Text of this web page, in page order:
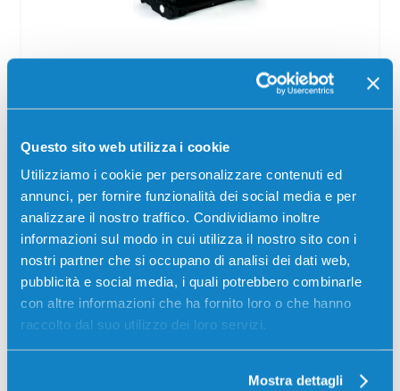
Questo sito web utilizza i cookie
Utilizziamo i cookie per personalizzare contenuti ed
annunci, per fornire funzionalità dei social media e per
analizzare il nostro traffico. Condividiamo inoltre
informazioni sul modo in cui utilizza il nostro sito con i
nostri partner che si occupano di analisi dei dati web,
pubblicità e social media, i quali potrebbero combinarle
con altre informazioni che ha fornito loro o che hanno
raccolto dal suo utilizzo dei loro servizi.
Mostra dettagli
Toner compatibile Ricoh 407318 NERO
Compatibile Alta capacità Nero
Toner compatibile Ricoh 407318 NERO 12000 pagine per
Stampanti: Ricoh SP4510DN
22,00€
CONSEGNA IN 3-5 GIORNI
Aggiungi al carrello